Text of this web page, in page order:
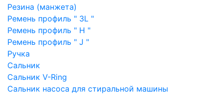
Резина (манжета)
Ремень профиль " 3L "
Ремень профиль " H "
Ремень профиль " J "
Ручка
Сальник
Сальник V-Ring
Сальник насоса для стиральной машины